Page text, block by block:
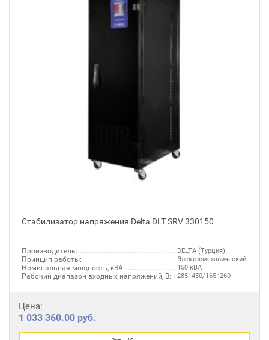
Стабилизатор напряжения Delta DLT SRV 330150
Производитель: DELTA (Турция)
Принцип работы: Электромеханический
Номинальная мощность, кВА: 150 кВА
Рабочий диапазон входных напряжений, В: 285÷450/165÷260
Цена:
1 033 360.00 руб.